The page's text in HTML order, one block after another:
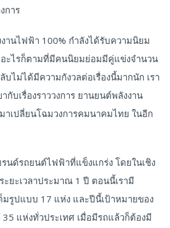
การ
านไฟฟ้า 100% กำลังได้รับความนิยม
อะไรก็ตามที่มีคนนิยมย่อมมีคู่แข่งจำนวน
ไม่ได้มีความกังวลต่อเรื่องนี้มากนัก เรา
บเรื่องราววงการ ยานยนต์พลังงาน
าเปลี่ยนโฉมวงการคมนาคมไทย ในอีก
รนด์รถยนต์ไฟฟ้าที่แข็งแกร่ง โดยในเชิง
ะยะเวลาประมาณ 1 ปี ตอนนี้เรามี
มรูปแบบ 17 แห่ง และปีนี้เป้าหมายของ
35 แห่งทั่วประเทศ เมื่อมีรถแล้วก็ต้องมี